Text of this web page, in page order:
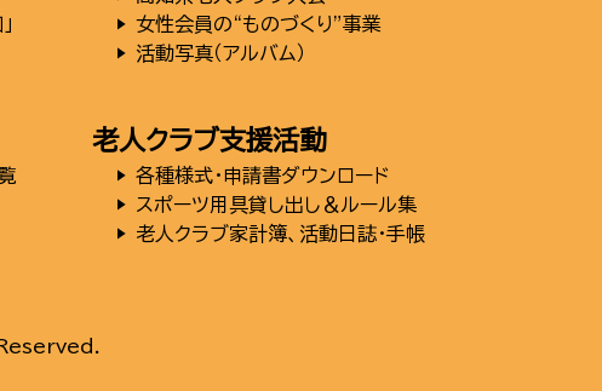
▶ 女性会員の“ものづくり”事業
▶ 活動写真（アルバム）
老人クラブ支援活動
▶ 各種様式・申請書ダウンロード
▶
スポーツ用具貸し出し＆ルール集
▶ 老人クラブ家計簿、活動日誌・手帳